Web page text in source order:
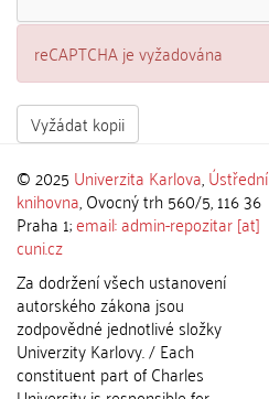
reCAPTCHA je vyžadována
Vyžádat kopii
© 2025 Univerzita Karlova,Ústřední
knihovna, Ovocný trh 560/5, 116 36
Praha 1;email: admin-repozitar [at]
cuni.cz
Za dodržení všech ustanovení
autorského zákona jsou
zodpovědné jednotlivé složky
Univerzity Karlovy. / Each
constituent part of Charles